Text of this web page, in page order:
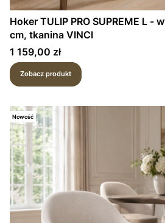
Hoker TULIP PRO SUPREME L -
cm, tkanina VINCI
Cena
1 159,00 zł
Zobacz produkt
Nowość